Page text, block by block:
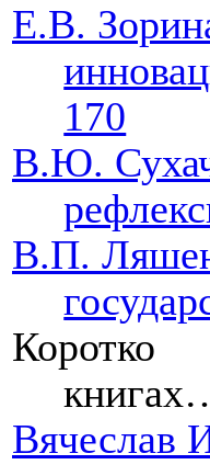
Е.В.
170
В.Ю.
В.П.
Вячеслав